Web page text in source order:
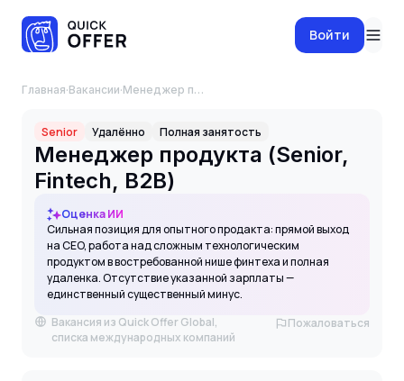
Войти
Главная·Вакансии· Менеджер продукта (Senior, Fintech, B2B)
Senior Удалённо Полная занятость
Менеджер продукта (Senior,
Fintech, B2B)
Оценка ИИ
Сильная позиция для опытного продакта: прямой выход
на CEO, работа над сложным технологическим
продуктом в востребованной нише финтеха и полная
удаленка. Отсутствие указанной зарплаты —
единственный существенный минус.
Вакансия из Quick Offer Global,
списка международных компаний
Пожаловаться